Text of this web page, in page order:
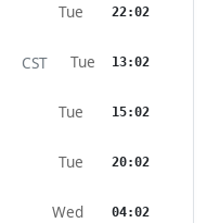
Tue 22:02
CST Tue 13:02
Tue 15:02
Tue 20:02
Wed 04:02